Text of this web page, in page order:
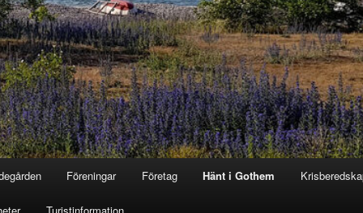
Föreningar Företag Hänt i Gothem